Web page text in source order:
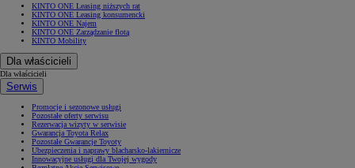
KINTO ONE Leasing niższych rat
KINTO ONE Leasing konsumencki
KINTO ONE Najem
KINTO ONE Zarządzanie flotą
KINTO Mobility
Dla właścicieli
Dla właścicieli
Serwis
Promocje i sezonowe usługi
Pozostałe oferty serwisu
Rezerwacja wizyty w serwisie
Gwarancja Toyota Relax
Pozostałe Gwarancje Toyoty
Ubezpieczenia i naprawy blacharsko-lakiernicze
Innowacyjne usługi dla Twojej wygody